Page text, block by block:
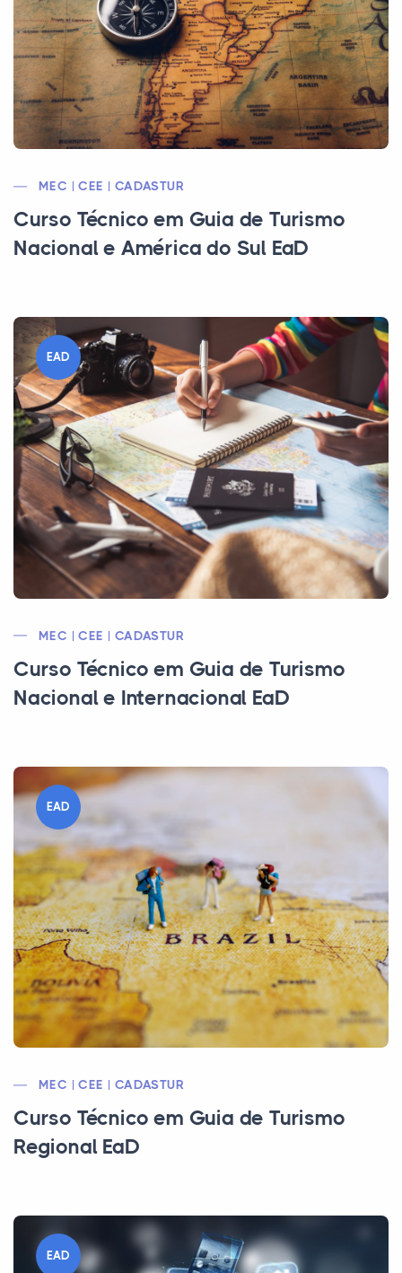
MEC | CEE | CADASTUR
Curso Técnico em Guia de Turismo
Nacional e América do Sul EaD
EAD
MEC | CEE | CADASTUR
Curso Técnico em Guia de Turismo
Nacional e Internacional EaD
EAD
MEC | CEE | CADASTUR
Curso Técnico em Guia de Turismo
Regional EaD
EAD